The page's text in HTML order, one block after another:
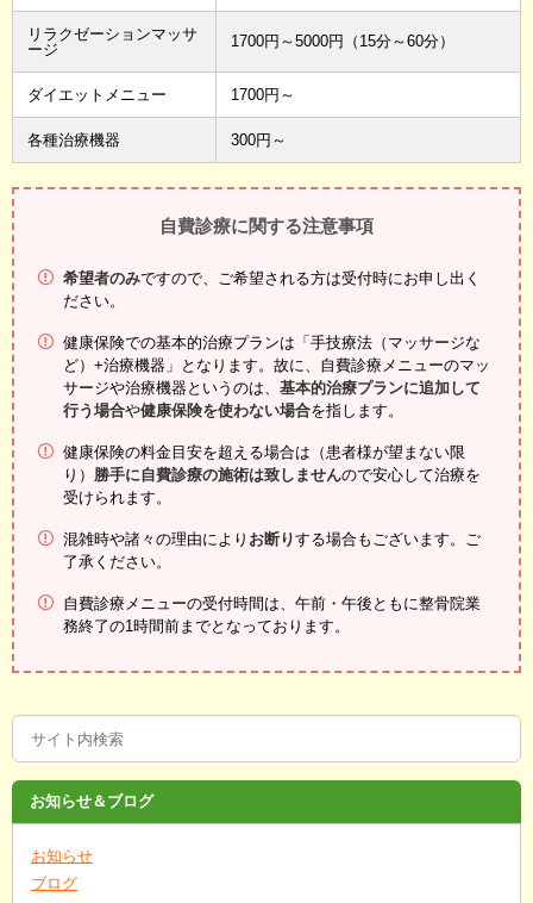
リラクゼーションマッサ
ージ
1700円～5000円（15分～60分）
ダイエットメニュー 1700円～
各種治療機器 300円～
自費診療に関する注意事項
希望者のみですので、ご希望される方は受付時にお申し出く
ださい。
健康保険での基本的治療プランは「手技療法（マッサージな
ど）+治療機器」となります。故に、自費診療メニューのマッ
サージや治療機器というのは、 基本的治療プランに追加して
行う場合や健康保険を使わない場合を指します。
健康保険の料金目安を超える場合は（患者様が望まない限
り） 勝手に自費診療の施術は致しませんので安心して治療を
受けられます。
混雑時や諸々の理由により お断りする場合もございます。ご
了承ください。
自費診療メニューの受付時間は、午前・午後ともに整骨院業
務終了の1時間前までとなっております。
お知らせ＆ブログ
お知らせ
ブログ